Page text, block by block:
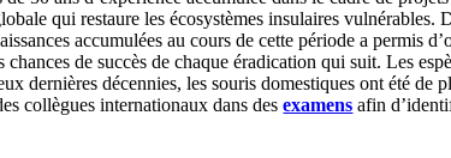
qui restaure les écosystèmes insulaires vulnérables.
accumulées au cours de cette période a permis
de succès de chaque éradication qui suit. Les
dernières décennies, les souris domestiques ont été de
collègues internationaux dans desexamens afin